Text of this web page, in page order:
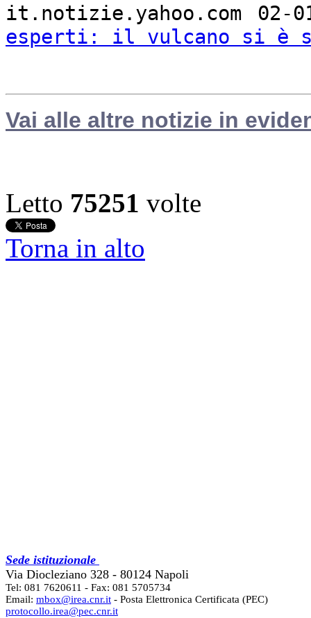
it.notizie.yahoo.com
esperti: il vulcano si è
Vai alle altre notizie in
Letto 75251 volte
Torna in alto
Sede istituzionale
Via Diocleziano 328 - 80124 Napoli
Tel: 081 7620611 - Fax: 081 5705734
Email: mbox@irea.cnr.it - Posta Elettronica Certificata (PEC)
protocollo.irea@pec.cnr.it